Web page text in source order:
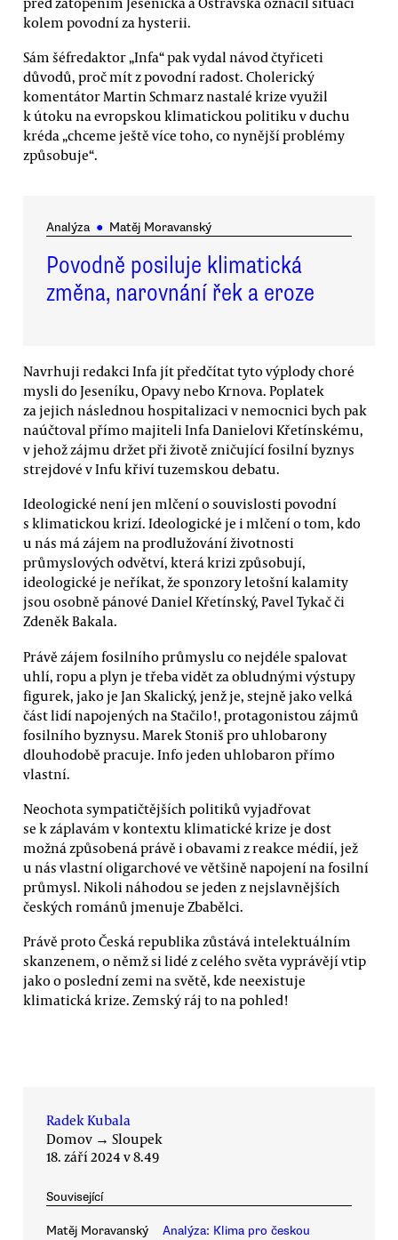
kolem povodní za hysterii.
Sám šéfredaktor „Infa“ pak vydal návod čtyřiceti
důvodů, proč mít z povodní radost. Cholerický
komentátor Martin Schmarz nastalé krize využil
k útoku na evropskou klimatickou politiku v duchu
kréda „chceme ještě více toho, co nynější problémy
způsobuje“.
Analýza ● Matěj Moravanský
Povodně posiluje klimatická
změna, narovnání řek a eroze
Navrhuji redakci Infa jít předčítat tyto výplody choré
mysli do Jeseníku, Opavy nebo Krnova. Poplatek
za jejich následnou hospitalizaci v nemocnici bych pak
naúčtoval přímo majiteli Infa Danielovi Křetínskému,
v jehož zájmu držet při životě zničující fosilní byznys
strejdové v Infu křiví tuzemskou debatu.
Ideologické není jen mlčení o souvislosti povodní
s klimatickou krizí. Ideologické je i mlčení o tom, kdo
u nás má zájem na prodlužování životnosti
průmyslových odvětví, která krizi způsobují,
ideologické je neříkat, že sponzory letošní kalamity
jsou osobně pánové Daniel Křetínský, Pavel Tykač či
Zdeněk Bakala.
Právě zájem fosilního průmyslu co nejdéle spalovat
uhlí, ropu a plyn je třeba vidět za obludnými výstupy
figurek, jako je Jan Skalický, jenž je, stejně jako velká
část lidí napojených na Stačilo!, protagonistou zájmů
fosilního byznysu. Marek Stoniš pro uhlobarony
dlouhodobě pracuje. Info jeden uhlobaron přímo
vlastní.
Neochota sympatičtějších politiků vyjadřovat
se k záplavám v kontextu klimatické krize je dost
možná způsobená právě i obavami z reakce médií, jež
u nás vlastní oligarchové ve většině napojení na fosilní
průmysl. Nikoli náhodou se jeden z nejslavnějších
českých románů jmenuje Zbabělci.
Právě proto Česká republika zůstává intelektuálním
skanzenem, o němž si lidé z celého světa vyprávějí vtip
jako o poslední zemi na světě, kde neexistuje
klimatická krize. Zemský ráj to na pohled!
Radek Kubala
Domov → Sloupek
18. září 2024 v 8.49
Související
Matěj Moravanský
Analýza: Klima pro českou